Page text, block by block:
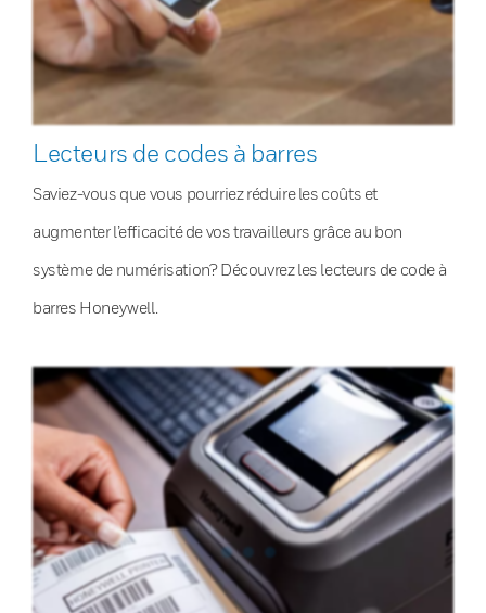
Lecteurs de codes à barres
Saviez-vous que vous pourriez réduire les coûts et
augmenter l’efficacité de vos travailleurs grâce au bon
système de numérisation? Découvrez les lecteurs de code à
barres Honeywell.